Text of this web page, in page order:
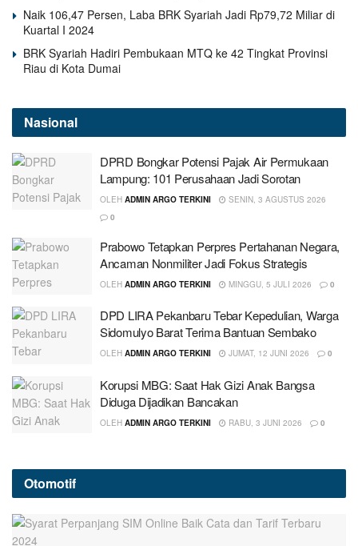
Naik 106,47 Persen, Laba BRK Syariah Jadi Rp79,72 Miliar di
Kuartal I 2024
BRK Syariah Hadiri Pembukaan MTQ ke 42 Tingkat Provinsi
Riau di Kota Dumai
Nasional
DPRD Bongkar Potensi Pajak Air Permukaan
Lampung: 101 Perusahaan Jadi Sorotan
OLEH ADMIN ARGO TERKINI
SENIN, 3 AGUSTUS 2026
0
Prabowo Tetapkan Perpres Pertahanan Negara,
Ancaman Nonmiliter Jadi Fokus Strategis
OLEH ADMIN ARGO TERKINI MINGGU, 5 JULI 2026 0
DPD LIRA Pekanbaru Tebar Kepedulian, Warga
Sidomulyo Barat Terima Bantuan Sembako
OLEH ADMIN ARGO TERKINI JUMAT, 12 JUNI 2026 0
Korupsi MBG: Saat Hak Gizi Anak Bangsa
Diduga Dijadikan Bancakan
OLEH ADMIN ARGO TERKINI RABU, 3 JUNI 2026 0
Otomotif